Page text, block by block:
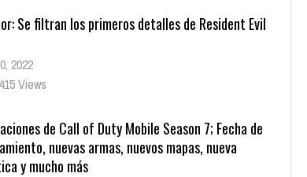
Se filtran los primeros detalles de Resident Evil
2022
Views
de Call of Duty Mobile Season 7; Fecha de
nuevas armas, nuevos mapas, nueva
y mucho más